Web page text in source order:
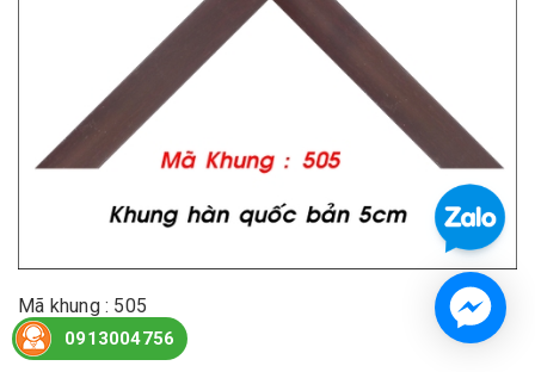
Mã khung : 505
0913004756